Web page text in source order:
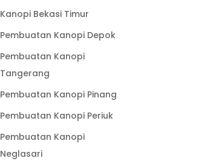
Kanopi Bekasi Timur
Pembuatan Kanopi Depok
Pembuatan Kanopi
Tangerang
Pembuatan Kanopi Pinang
Pembuatan Kanopi Periuk
Pembuatan Kanopi
Neglasari